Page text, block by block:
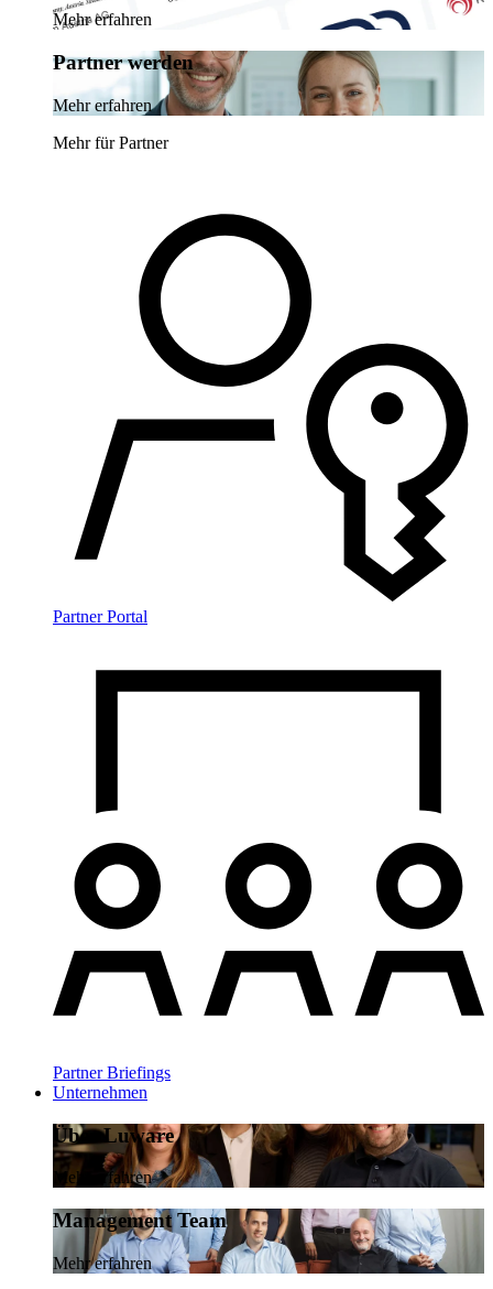
Mehr erfahren
Partner werden
Mehr erfahren
Mehr für Partner
Partner Portal
Partner Briefings
Unternehmen
Über Luware
Mehr erfahren
Management Team
Mehr erfahren